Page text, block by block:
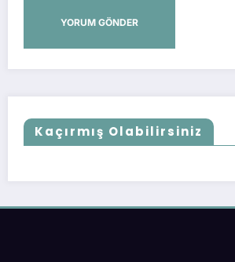
Kaçırmış Olabilirsiniz